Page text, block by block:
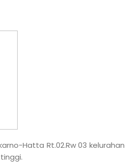
Hatta Rt.02.Rw 03 kelurahan